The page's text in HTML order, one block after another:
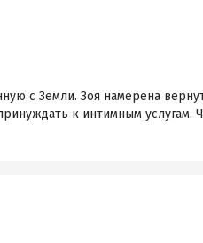
с Земли. Зоя намерена
к интимным услугам.